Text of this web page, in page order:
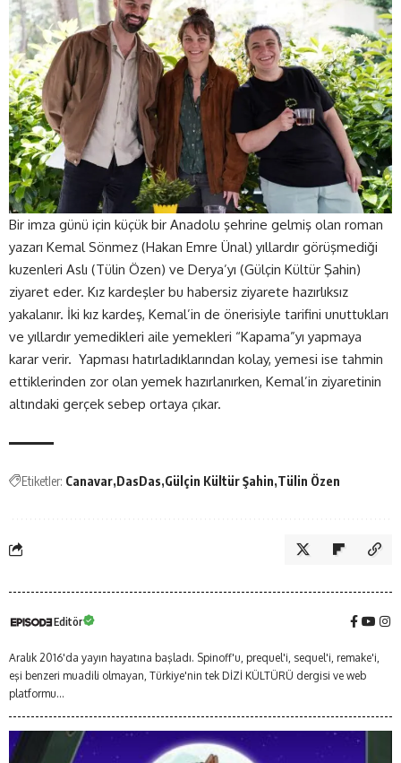
Bir imza günü için küçük bir Anadolu şehrine gelmiş olan roman
yazarı Kemal Sönmez (Hakan Emre Ünal) yıllardır görüşmediği
kuzenleri Aslı (Tülin Özen) ve Derya’yı (Gülçin Kültür Şahin)
ziyaret eder. Kız kardeşler bu habersiz ziyarete hazırlıksız
yakalanır. İki kız kardeş, Kemal’in de önerisiyle tarifini unuttukları
ve yıllardır yemedikleri aile yemekleri “Kapama”yı yapmaya
karar verir. Yapması hatırladıklarından kolay, yemesi ise tahmin
ettiklerinden zor olan yemek hazırlanırken, Kemal’in ziyaretinin
altındaki gerçek sebep ortaya çıkar.
Etiketler: Canavar DasDas Gülçin Kültür Şahin Tülin Özen
Editör
Aralık 2016'da yayın hayatına başladı. Spinoff'u, prequel'i, sequel'i, remake'i,
eşi benzeri muadili olmayan, Türkiye'nin tek DİZİ KÜLTÜRÜ dergisi ve web
platformu...